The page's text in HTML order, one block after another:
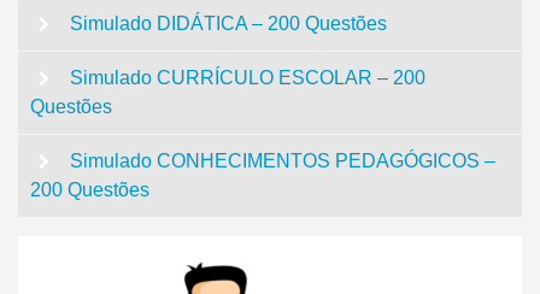
Simulado DIDÁTICA – 200 Questões
Simulado CURRÍCULO ESCOLAR – 200
Questões
Simulado CONHECIMENTOS PEDAGÓGICOS –
200 Questões